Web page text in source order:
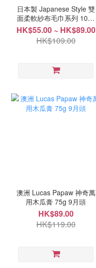
日本製 Japanese Style 雙
面柔軟紗布毛巾系列 10月
HK$55.00 ~ HK$89.00
HK$109.00
澳洲 Lucas Papaw 神奇萬
用木瓜膏 75g 9月頭
HK$89.00
HK$119.00